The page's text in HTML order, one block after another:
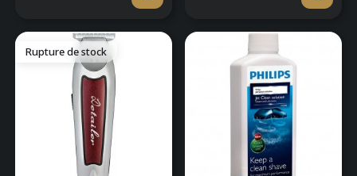
Rupture de stock